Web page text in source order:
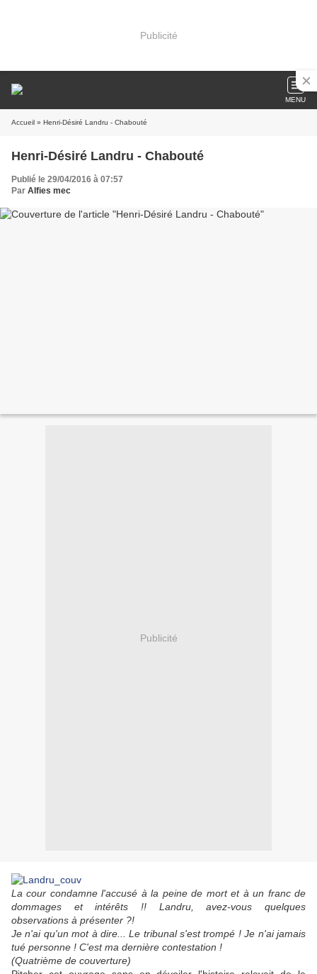
Publicité
MENU
Accueil » Henri-Désiré Landru - Chabouté
Henri-Désiré Landru - Chabouté
Publié le 29/04/2016 à 07:57
Par Alfies mec
Publicité
La cour condamne l'accusé à la peine de mort et à un franc de
dommages et intérêts !! Landru, avez-vous quelques
observations à présenter ?!
Je n'ai qu'un mot à dire... Le tribunal s'est trompé ! Je n'ai jamais
tué personne ! C'est ma dernière contestation !
(Quatrième de couverture)